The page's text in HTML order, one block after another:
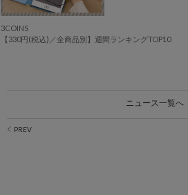
3COINS
【330円(税込)／全商品別】週間ランキングTOP10
ニュース一覧へ